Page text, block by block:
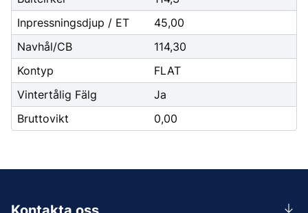
Inpressningsdjup / ET
45,00
Navhål/CB
114,30
Kontyp
FLAT
Vintertålig Fälg
Ja
Bruttovikt
0,00